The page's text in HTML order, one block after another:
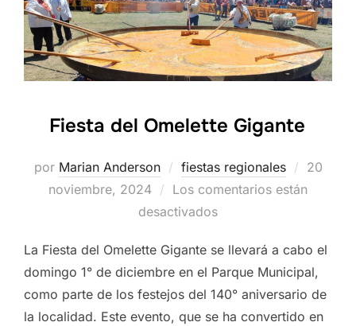
Fiesta del Omelette Gigante
por Marian Anderson fiestas regionales
el
20
noviembre, 2024
Los comentarios están
desactivados
La Fiesta del Omelette Gigante se llevará a cabo el
domingo 1° de diciembre en el Parque Municipal,
como parte de los festejos del 140° aniversario de
la localidad. Este evento, que se ha convertido en